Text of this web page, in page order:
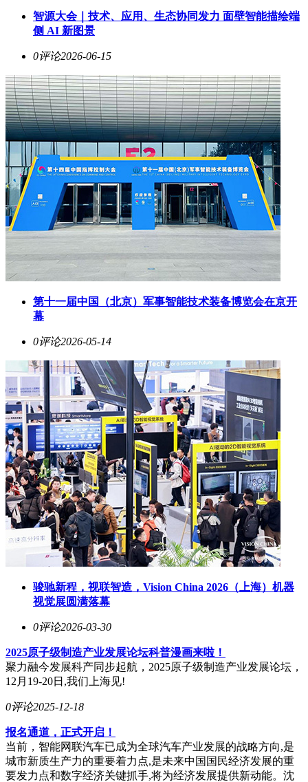
智源大会｜技术、应用、生态协同发力 面壁智能描绘端
侧 AI 新图景
0评论2026-06-15
第十一届中国（北京）军事智能技术装备博览会在京开
幕
0评论2026-05-14
​骏驰新程，视联智造，Vision China 2026（上海）机器
视觉展圆满落幕
0评论2026-03-30
2025原子级制造产业发展论坛科普漫画来啦！
聚力融今发展科产同步起航，2025原子级制造产业发展论坛，
12月19-20日,我们上海见!
0评论2025-12-18
报名通道，正式开启！
当前，智能网联汽车已成为全球汽车产业发展的战略方向,是
城市新质生产力的重要着力点,是未来中国国民经济发展的重
要发力点和数字经济关键抓手,将为经济发展提供新动能。沈